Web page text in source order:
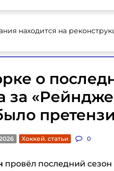
находится на
о
за
Хоккей. статьи 0
провёл последний